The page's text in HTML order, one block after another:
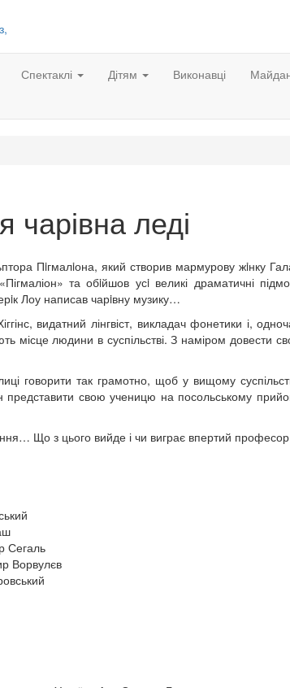
Спектаклі Дітям Виконавці
чарівна леді
Пiгмалiона, який створив мармурову жiнку
та обiйшов усi великі драматичні
Лоу написав чарiвну музику…
видатний лінгвіст, викладач фонетики і,
місце людини в суспільстві. З наміром довести
говорити так грамотно, щоб у вищому
свою ученицю на посольському
Що з цього вийде і чи виграє впертий
Сегаль
Ворвулєв